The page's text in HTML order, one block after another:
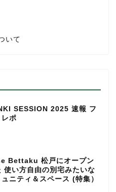
いて
SESSION 2025 速報 フ
レポ
Bettaku 松戸にオープン
使い方自由の別宅みたいな
ュニティ＆スペース (特集）